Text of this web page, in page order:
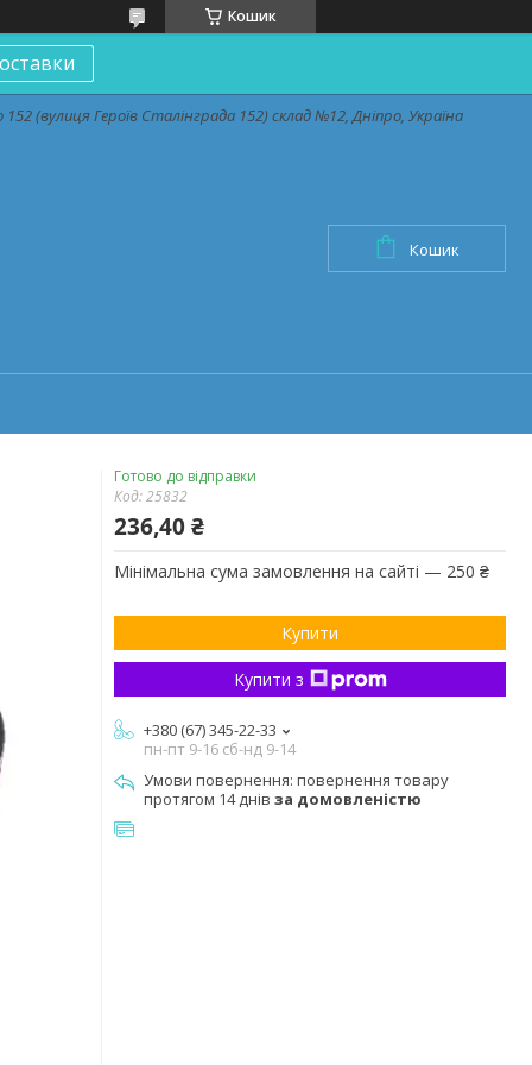
Кошик
(вулиця Героїв Сталінграда 152) склад №12, Дніпро, Україна
Кошик
Готово до відправки
Код:25832
236,40 ₴
Мінімальна сума замовлення на сайті — 250 ₴
Купити
Купити з
+380 (67) 345-22-33
пн-пт 9-16 сб-нд 9-14
повернення товару
протягом 14 днів за домовленістю